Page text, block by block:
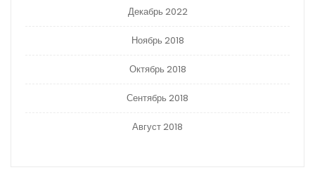
Декабрь 2022
Ноябрь 2018
Октябрь 2018
Сентябрь 2018
Август 2018